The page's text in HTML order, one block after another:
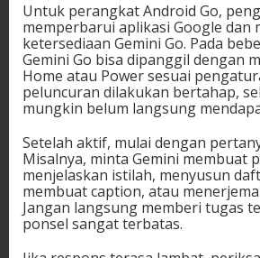
Untuk perangkat Android Go,
memperbarui aplikasi Google dan
ketersediaan Gemini Go. Pada
Gemini Go bisa dipanggil dengan
Home atau Power sesuai
peluncuran dilakukan bertahap,
mungkin belum langsung
Setelah aktif, mulai dengan
Misalnya, minta Gemini membuat
menjelaskan istilah, menyusun
membuat caption, atau
Jangan langsung memberi tugas
ponsel sangat terbatas.